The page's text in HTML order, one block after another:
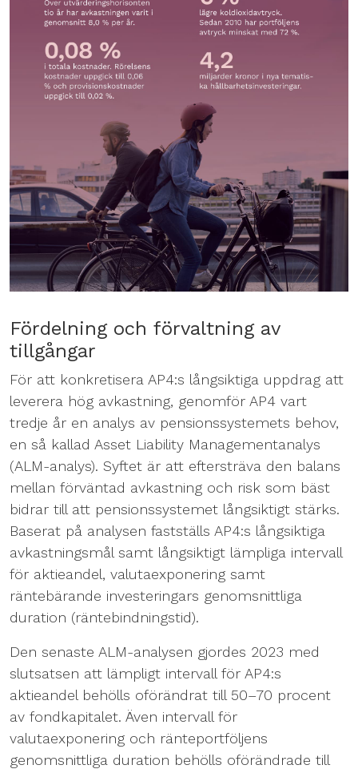
Fördelning och förvaltning av
tillgångar
För att konkretisera AP4:s långsiktiga uppdrag att
leverera hög avkastning, genomför AP4 vart
tredje år en analys av pensionssystemets behov,
en så kallad Asset Liability Managementanalys
(ALM-analys). Syftet är att eftersträva den balans
mellan förväntad avkastning och risk som bäst
bidrar till att pensionssystemet långsiktigt stärks.
Baserat på analysen fastställs AP4:s långsiktiga
avkastningsmål samt långsiktigt lämpliga intervall
för aktieandel, valutaexponering samt
räntebärande investeringars genomsnittliga
duration (räntebindningstid).
Den senaste ALM-analysen gjordes 2023 med
slutsatsen att lämpligt intervall för AP4:s
aktieandel behölls oförändrat till 50–70 procent
av fondkapitalet. Även intervall för
valutaexponering och ränteportföljens
genomsnittliga duration behölls oförändrade till